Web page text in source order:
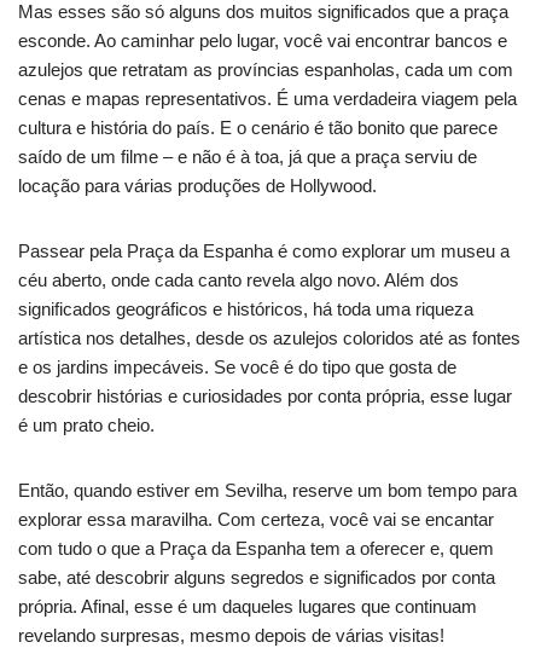
Mas esses são só alguns dos muitos significados que a praça
esconde. Ao caminhar pelo lugar, você vai encontrar bancos e
azulejos que retratam as províncias espanholas, cada um com
cenas e mapas representativos. É uma verdadeira viagem pela
cultura e história do país. E o cenário é tão bonito que parece
saído de um filme – e não é à toa, já que a praça serviu de
locação para várias produções de Hollywood.
Passear pela Praça da Espanha é como explorar um museu a
céu aberto, onde cada canto revela algo novo. Além dos
significados geográficos e históricos, há toda uma riqueza
artística nos detalhes, desde os azulejos coloridos até as fontes
e os jardins impecáveis. Se você é do tipo que gosta de
descobrir histórias e curiosidades por conta própria, esse lugar
é um prato cheio.
Então, quando estiver em Sevilha, reserve um bom tempo para
explorar essa maravilha. Com certeza, você vai se encantar
com tudo o que a Praça da Espanha tem a oferecer e, quem
sabe, até descobrir alguns segredos e significados por conta
própria. Afinal, esse é um daqueles lugares que continuam
revelando surpresas, mesmo depois de várias visitas!